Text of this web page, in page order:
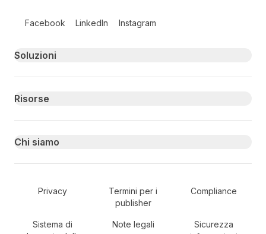
Facebook LinkedIn Instagram
Primary footer navigation
Soluzioni
Risorse
Chi siamo
Secondary Footer Navigation
Privacy
Termini per i
publisher
Compliance
Sistema di
Note legali
Sicurezza